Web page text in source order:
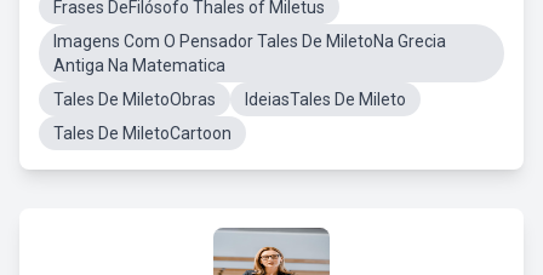
Frases DeFilósofo Thales of Miletus
Imagens Com O Pensador Tales De MiletoNa Grecia
Antiga Na Matematica
Tales De MiletoObras
IdeiasTales De Mileto
Tales De MiletoCartoon